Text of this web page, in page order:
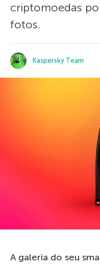
criptomoedas
fotos.
Kaspersky Team
A galeria do seu